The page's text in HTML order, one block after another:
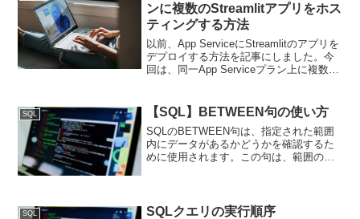
ンに複数のStreamlitアプリをホス
ティングする方法
以前、App ServiceにStreamlitのアプリを
デプロイする方法を記事にしました。今
回は、同一App Serviceプラン上に複数の
SQL 【SQL】BETWEEN句の使い方
SQLのBETWEEN句は、指定された範囲
内にデータがあるかどうかを確認するた
めに使用されます。この句は、範囲の開
能です。BETWE...
SQL SQLクエリの実行順序